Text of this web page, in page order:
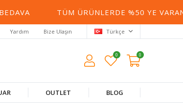
TÜM ÜRÜNLERDE %50 YE VARAN
Yardım Bize Ulaşın Türkçe
0 0
OUTLET BLOG